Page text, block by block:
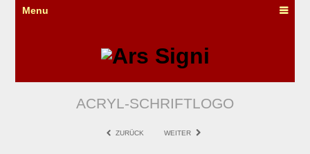
Menu
ACRYL-SCHRIFTLOGO
ZURÜCK WEITER